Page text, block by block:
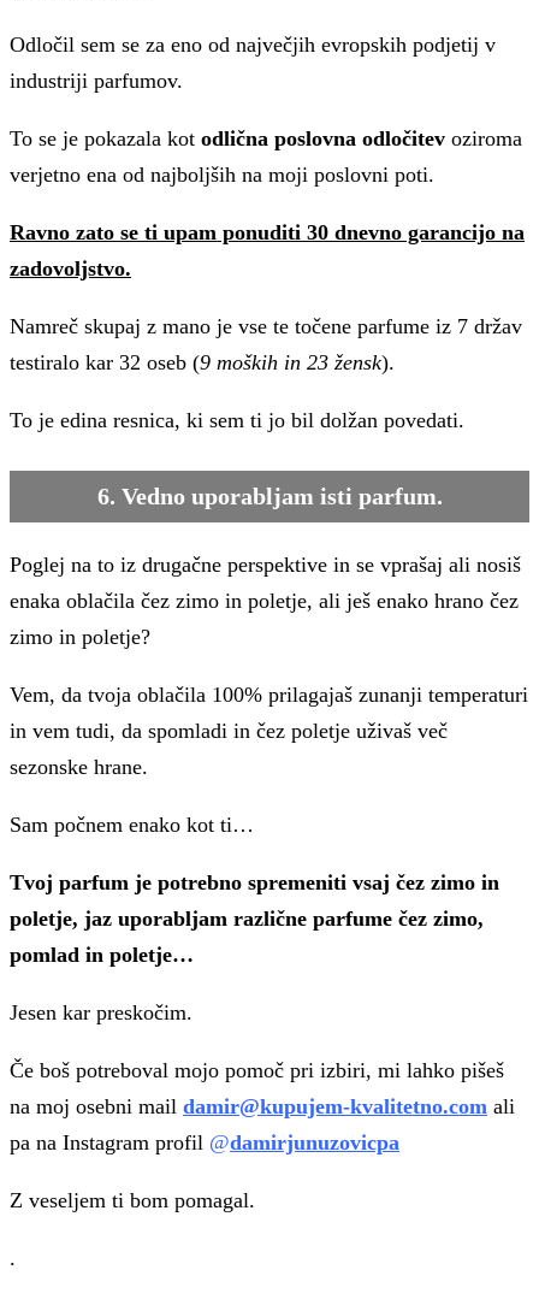
Odločil sem se za eno od največjih evropskih podjetij v
industriji parfumov.
To se je pokazala kot odlična poslovna odločitev oziroma
verjetno ena od najboljših na moji poslovni poti.
Ravno zato se ti upam ponuditi 30 dnevno garancijo na
zadovoljstvo.
Namreč skupaj z mano je vse te točene parfume iz 7 držav
testiralo kar 32 oseb (9 moških in 23 žensk).
To je edina resnica, ki sem ti jo bil dolžan povedati.
6. Vedno uporabljam isti parfum.
Poglej na to iz drugačne perspektive in se vprašaj ali nosiš
enaka oblačila čez zimo in poletje, ali ješ enako hrano čez
zimo in poletje?
Vem, da tvoja oblačila 100% prilagajaš zunanji temperaturi
in vem tudi, da spomladi in čez poletje uživaš več
sezonske hrane.
Sam počnem enako kot ti…
Tvoj parfum je potrebno spremeniti vsaj čez zimo in
poletje, jaz uporabljam različne parfume čez zimo,
pomlad in poletje…
Jesen kar preskočim.
Če boš potreboval mojo pomoč pri izbiri, mi lahko pišeš
na moj osebni mail damir@kupujem-kvalitetno.com ali
pa na Instagram profil @damirjunuzovicpa
Z veseljem ti bom pomagal.
.